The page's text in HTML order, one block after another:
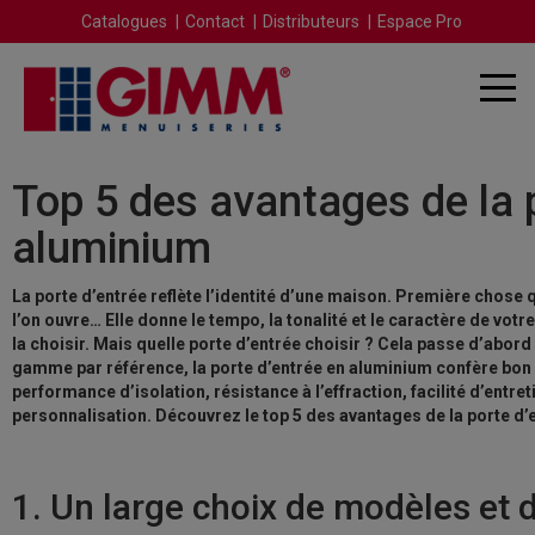
Catalogues Contact Distributeurs Espace Pro
Top 5 des avantages de la
aluminium
La porte d’entrée reflète l’identité d’une maison. Première chose
l’on ouvre… Elle donne le tempo, la tonalité et le caractère de
la choisir. Mais quelle porte d’entrée choisir ? Cela passe
gamme par référence, la porte d’entrée en aluminium confère
performance d’isolation, résistance à l’effraction, facilité
personnalisation. Découvrez le top 5 des avantages de la porte
1. Un large choix de modèles et